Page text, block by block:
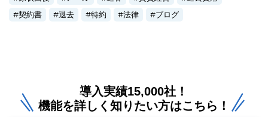
契約書
退去 特約 法律 ブログ
導入実績15,000社！
機能を詳しく知りたい方はこちら！